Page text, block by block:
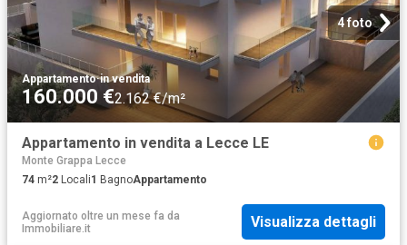
4 foto
Appartamento·in vendita
160.000 €2.162 €/m²
Appartamento in vendita a Lecce LE
Monte Grappa Lecce
74 m²2 Locali1 BagnoAppartamento
Aggiornato oltre un mese fa da
Immobiliare.it
Visualizza dettagli